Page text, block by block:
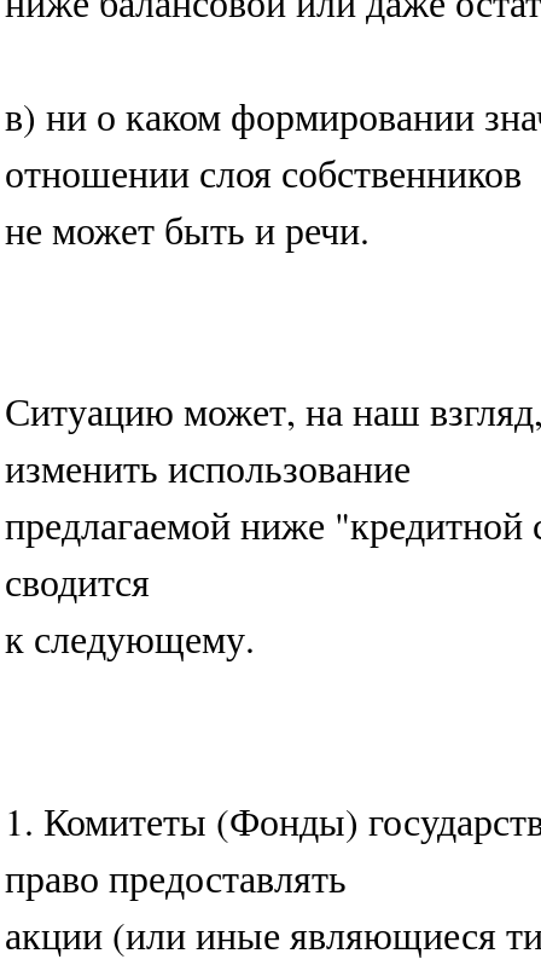
в) ни о каком формировании
отношении слоя собственников
не может быть и речи.
Ситуацию может, на наш
изменить использование
предлагаемой ниже
сводится
к следующему.
1. Комитеты (Фонды)
право предоставлять
акции (или иные являющиеся